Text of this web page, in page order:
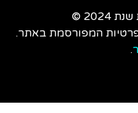
©
המפורסמת באתר.
.